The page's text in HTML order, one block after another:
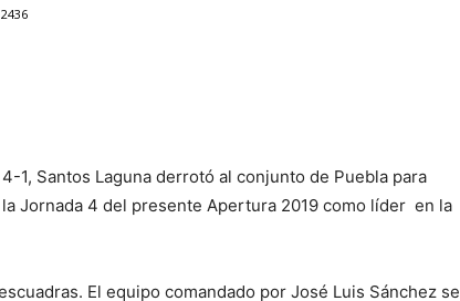
2436
1, Santos Laguna derrotó al conjunto de Puebla para
Jornada 4 del presente Apertura 2019 como líder en la
El equipo comandado por José Luis Sánchez se